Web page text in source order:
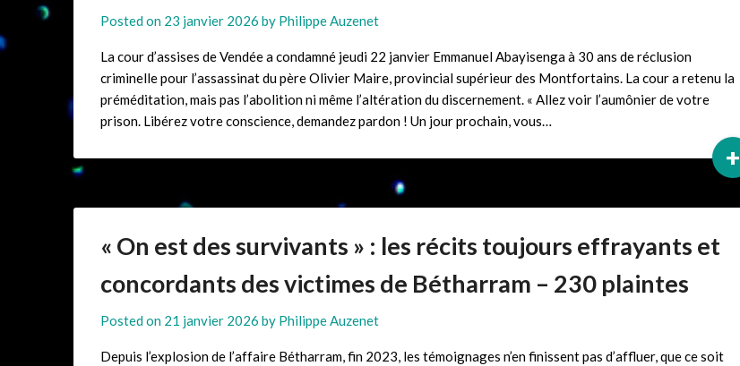
Posted on 23 janvier 2026 by Philippe Auzenet
La cour d’assises de Vendée a condamné jeudi 22 janvier Emmanuel Abayisenga à 30 ans de réclusion
criminelle pour l’assassinat du père Olivier Maire, provincial supérieur des Montfortains. La cour a retenu la
préméditation, mais pas l’abolition ni même l’altération du discernement. « Allez voir l’aumônier de votre
prison. Libérez votre conscience, demandez pardon ! Un jour prochain, vous…
+
« On est des survivants » : les récits toujours effrayants et
concordants des victimes de Bétharram – 230 plaintes
Posted on 21 janvier 2026 by Philippe Auzenet
Depuis l’explosion de l’affaire Bétharram, fin 2023, les témoignages n’en finissent pas d’affluer, que ce soit